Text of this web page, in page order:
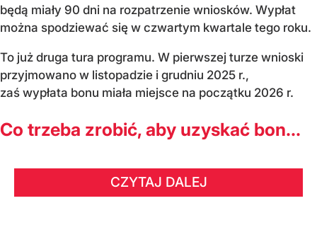
będą miały 90 dni na rozpatrzenie wniosków. Wypłat
można spodziewać się w czwartym kwartale tego roku.
To już druga tura programu. W pierwszej turze wnioski
przyjmowano w listopadzie i grudniu 2025 r.,
zaś wypłata bonu miała miejsce na początku 2026 r.
Co trzeba zrobić, aby uzyskać bon...
CZYTAJ DALEJ